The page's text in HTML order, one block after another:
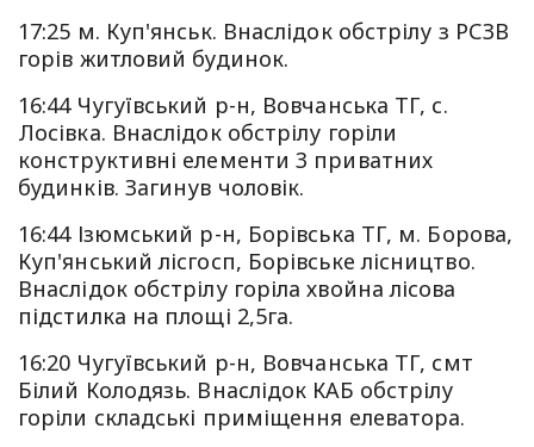
17:25 м. Куп'янськ. Внаслідок обстрілу з РСЗВ
горів житловий будинок.
16:44 Чугуївський р-н, Вовчанська ТГ, с.
Лосівка. Внаслідок обстрілу горіли
конструктивні елементи 3 приватних
будинків. Загинув чоловік.
16:44 Ізюмський р-н, Борівська ТГ, м. Борова,
Куп'янський лісгосп, Борівське лісництво.
Внаслідок обстрілу горіла хвойна лісова
підстилка на площі 2,5га.
16:20 Чугуївський р-н, Вовчанська ТГ, смт
Білий Колодязь. Внаслідок КАБ обстрілу
горіли складські приміщення елеватора.